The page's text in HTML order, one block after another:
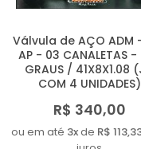
Válvula de AÇO ADM
AP - 03 CANALETAS -
GRAUS / 41X8X1.08
COM 4 UNIDADES)
R$ 340,00
ou em até 3xde R$